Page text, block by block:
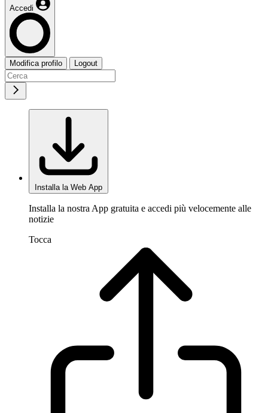
Accedi
Modifica profilo Logout
Installa la Web App
Installa la nostra App gratuita e accedi più velocemente alle
notizie
Tocca